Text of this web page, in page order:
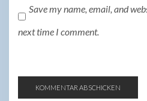
Save my name, email, and
next time I comment.